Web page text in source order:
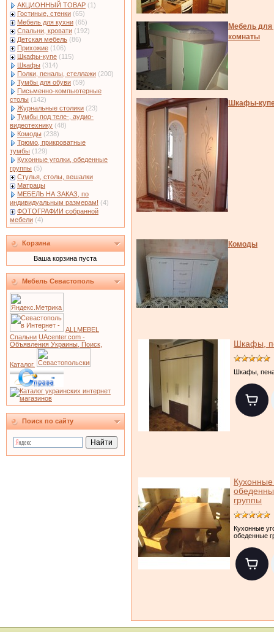
АКЦИОННЫЙ ТОВАР (1)
Гостиные, стенки (65)
Мебель для кухни (65)
Спальни, кровати (192)
Детская мебель (86)
Прихожие (106)
Шкафы-купе (115)
Шкафы (314)
Полки, пеналы, стеллажи (200)
Тумбы для обуви (59)
Письменно-компьютерные
столы (142)
Журнальные столики (23)
Тумбы под теле-, аудио-
видеотехнику (48)
Комоды (238)
Трюмо, прикроватные
тумбы (129)
Кухонные уголки, обеденные
группы (5)
Стулья, столы, вешалки
Матрацы
МЕБЕЛЬ НА ЗАКАЗ, по
индивидуальным размерам! (4)
ФОТОГРАФИИ собранной
мебели (4)
Корзина
Ваша корзина пуста
Мебель Севастополь
ALLMEBEL
Спальни UAcenter.com -
Объявления Украины, Поиск,
Каталог.
Поиск по сайту
Мебель для
комнаты
Шкафы-
Комоды
Шкафы,
Шкафы,
Кухонные
группы
Кухонные
обеденные